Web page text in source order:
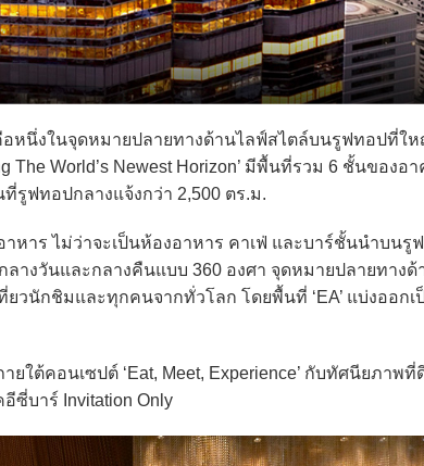
อหนึ่งในจุดหมายปลายทางด้านไลฟ์สไตล์บนรูฟทอปที่ใ
World’s Newest Horizon’ มีพื้นที่รวม 6 ชั้นของอา
รูฟทอปกลางแจ้งกว่า 2,500 ตร.ม.
ร ไม่ว่าจะเป็นห้องอาหาร คาเฟ่ และบาร์ชั้นนำบนรู
างวันและกลางคืนแบบ 360 องศา จุดหมายปลายทางด้
วนักชิมและทุกคนจากทั่วโลก โดยพื้นที่ ‘EA’ แบ่งออกเ
ใต้คอนเซปต์ ‘Eat, Meet, Experience’ กับทัศนียภาพที่
ซี่บาร์ Invitation Only